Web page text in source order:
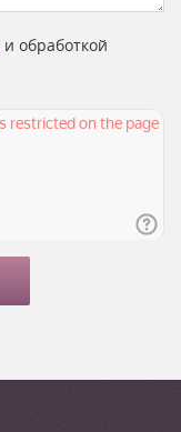
и обработкой